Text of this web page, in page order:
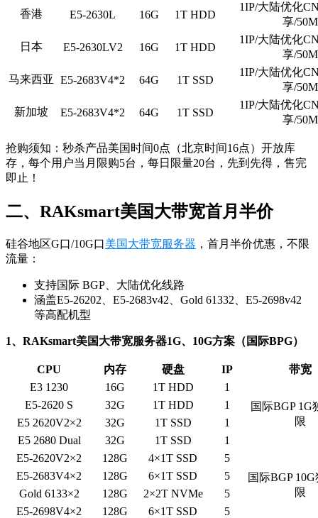
香港 E5-2630L 16G 1T HDD
1IP/大陆优化
享/50M
日本 E5-2630LV2 16G 1T HDD
1IP/大陆优化
享/50M
马来西亚 E5-2683V4*2 64G 1T SSD
1IP/大陆优化
享/50M
新加坡 E5-2683V4*2 64G 1T SSD
1IP/大陆优化
享/50M
抢购须知：秒杀产品美国时间0点（北京时间16点）开放库
存，每个用户当月限购5台，每日限量20台，先到先得，售完
即止！
二、RAKsmart美国大带宽首月半价
硅谷地区G口/10G口美国大带宽服务器 ，首月半价优惠，不限
流量：
支持国际 BGP、大陆优化线路
涵盖E5-26202、E5-2683v42、Gold 61332、E5-2698v42
等高配机型
1、RAKsmart美国大带宽服务器1G、10G方案（国际BPG）
CPU 内存 硬盘 IP
带宽
E3 1230
16G 1T HDD
1
国际BGP 1G
限
E5-2620 S 32G 1T HDD
1
E5 2620V2×2
32G 1T SSD
1
E5 2680 Dual
32G 1T SSD
1
E5-2620V2×2
128G 4×1T SSD
5
国际BGP
限
E5-2683V4×2 128G 6×1T SSD
5
Gold 6133×2
128G 2×2T NVMe
5
E5-2698V4×2
128G 6×1T SSD 5